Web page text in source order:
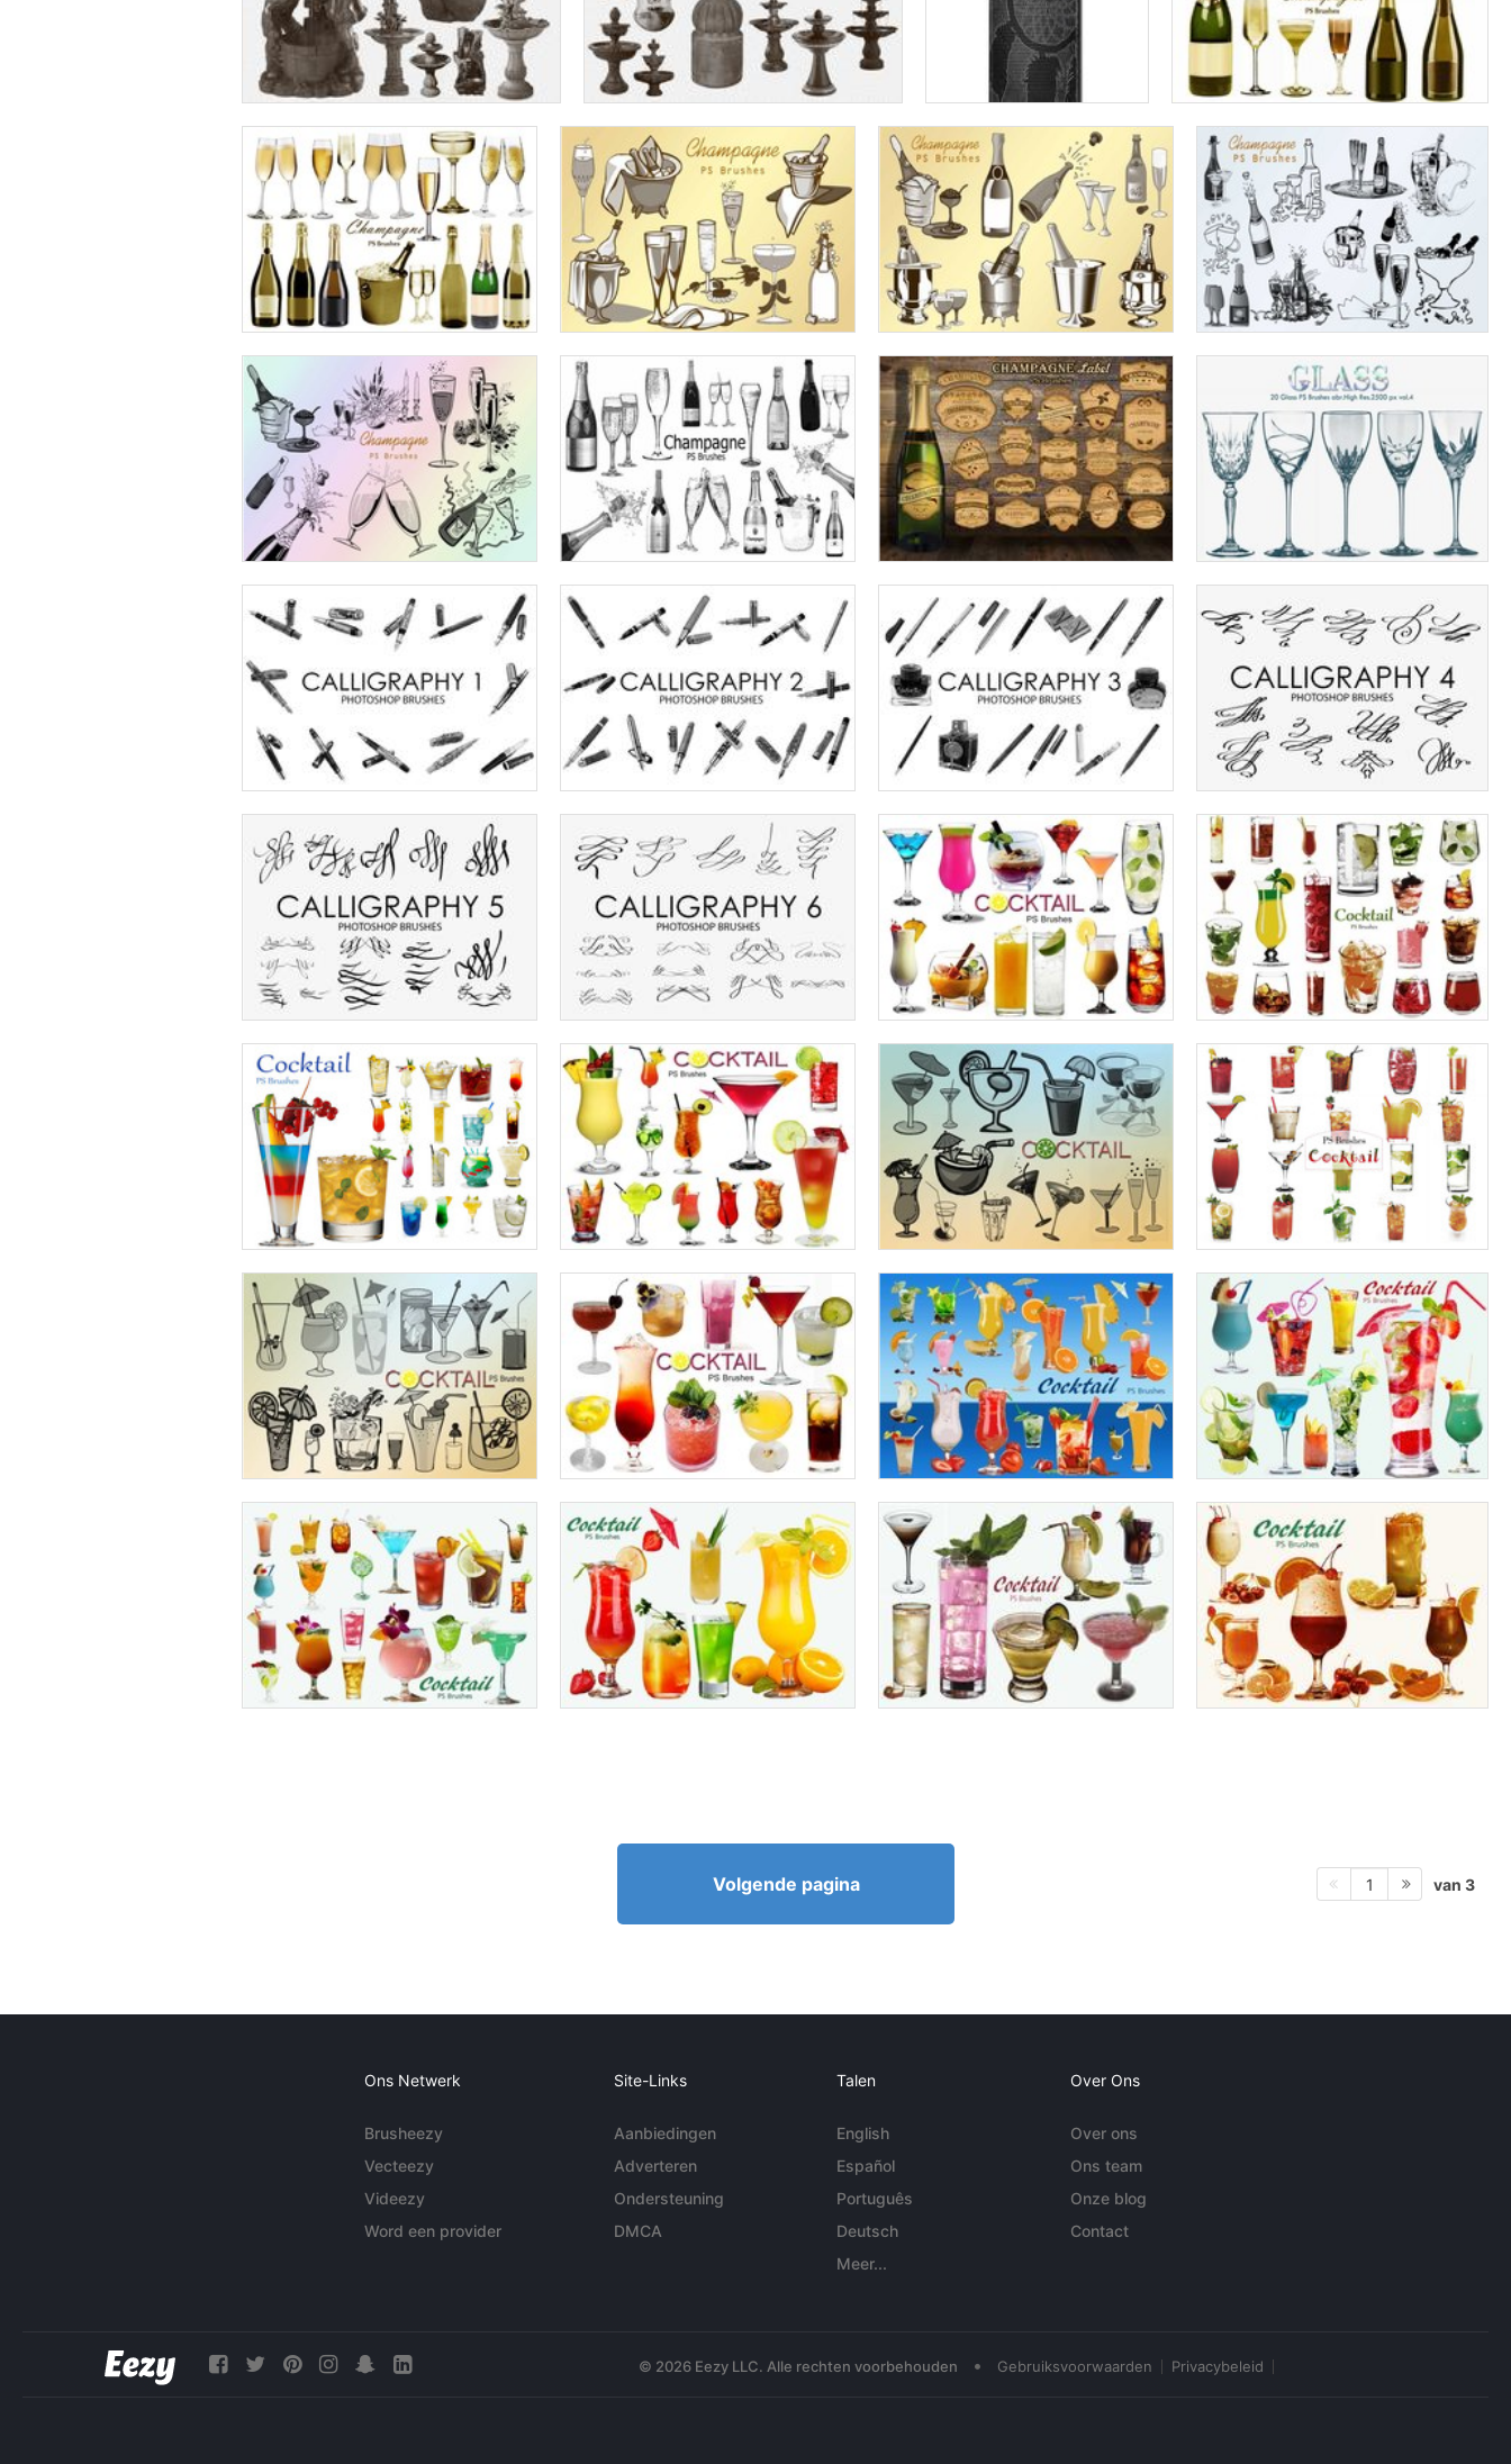
Volgende pagina 1 van 3
Ons Netwerk
Brusheezy
Vecteezy
Videezy
Word een provider
Site-Links
Aanbiedingen
Adverteren
Ondersteuning
DMCA
Talen
English
Español
Português
Deutsch
Meer...
Over Ons
Over ons
Ons team
Onze blog
Contact
© 2026 Eezy LLC. Alle rechten voorbehouden • Gebruiksvoorwaarden Privacybeleid